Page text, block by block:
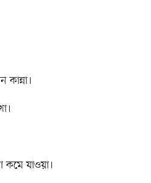
কান্না।
কমে যাওয়া।